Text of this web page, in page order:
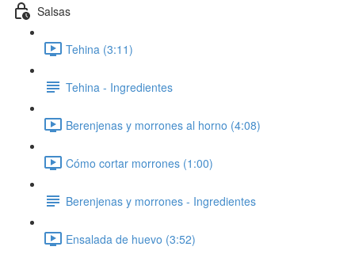
Salsas
Tehina (3:11)
Tehina - Ingredientes
Berenjenas y morrones al horno (4:08)
Cómo cortar morrones (1:00)
Berenjenas y morrones - Ingredientes
Ensalada de huevo (3:52)